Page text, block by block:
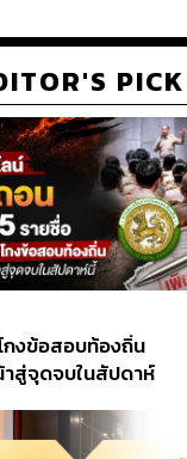
PICK
กงข้อสอบท้องถิ่น
สู่จุดจบในสัปดาห์